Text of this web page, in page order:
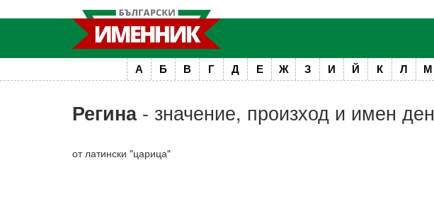
А Б В Г Д Е Ж З И Й К Л М
Регина- значение, произход и имен ден
от латински "царица"